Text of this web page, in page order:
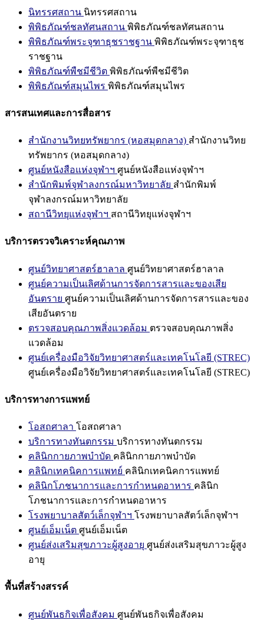
นิทรรศสถาน นิทรรศสถาน
พิพิธภัณฑ์ชลทัศนสถาน พิพิธภัณฑ์ชลทัศนสถาน
พิพิธภัณฑ์พระจุฑาธุชราชฐาน พิพิธภัณฑ์พระจุฑาธุช
ราชฐาน
พิพิธภัณฑ์พืชมีชีวิต พิพิธภัณฑ์พืชมีชีวิต
พิพิธภัณฑ์สมุนไพร พิพิธภัณฑ์สมุนไพร
สารสนเทศและการสื่อสาร
สำนักงานวิทยทรัพยากร (หอสมุดกลาง) สำนักงานวิทย
ทรัพยากร (หอสมุดกลาง)
ศูนย์หนังสือแห่งจุฬาฯ ศูนย์หนังสือแห่งจุฬาฯ
สำนักพิมพ์จุฬาลงกรณ์มหาวิทยาลัย สำนักพิมพ์
จุฬาลงกรณ์มหาวิทยาลัย
สถานีวิทยุแห่งจุฬาฯ สถานีวิทยุแห่งจุฬาฯ
บริการตรวจวิเคราะห์คุณภาพ
ศูนย์วิทยาศาสตร์ฮาลาล ศูนย์วิทยาศาสตร์ฮาลาล
ศูนย์ความเป็นเลิศด้านการจัดการสารและของเสีย
อันตราย ศูนย์ความเป็นเลิศด้านการจัดการสารและของ
เสียอันตราย
ตรวจสอบคุณภาพสิ่งแวดล้อม ตรวจสอบคุณภาพสิ่ง
แวดล้อม
ศูนย์เครื่องมือวิจัยวิทยาศาสตร์และเทคโนโลยี (STREC)
ศูนย์เครื่องมือวิจัยวิทยาศาสตร์และเทคโนโลยี (STREC)
บริการทางการแพทย์
โอสถศาลา โอสถศาลา
บริการทางทันตกรรม บริการทางทันตกรรม
คลินิกกายภาพบำบัด คลินิกกายภาพบำบัด
คลินิกเทคนิคการแพทย์ คลินิกเทคนิคการแพทย์
คลินิกโภชนาการและการกำหนดอาหาร คลินิก
โภชนาการและการกำหนดอาหาร
โรงพยาบาลสัตว์เล็กจุฬาฯ โรงพยาบาลสัตว์เล็กจุฬาฯ
ศูนย์เอ็มเน็ต ศูนย์เอ็มเน็ต
ศูนย์ส่งเสริมสุขภาวะผู้สูงอายุ ศูนย์ส่งเสริมสุขภาวะผู้สูง
อายุ
พื้นที่สร้างสรรค์
ศูนย์พันธกิจเพื่อสังคม ศูนย์พันธกิจเพื่อสังคม